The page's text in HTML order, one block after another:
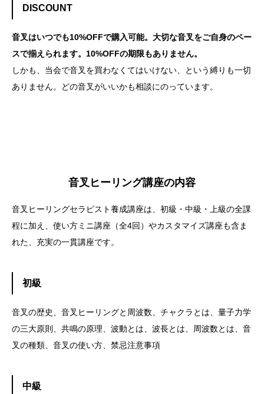
DISCOUNT
音叉はいつでも10%OFFで購入可能。大切な音叉をご自身のペー
スで揃えられます。10%OFFの期限もありません。
しかも、当会で音叉を買わなくてはいけない、という縛りも一切
ありません。どの音叉がいいかも相談にのっています。
音叉ヒーリング講座の内容
音叉ヒーリングセラピスト養成講座は、初級・中級・上級の全課
程に加え、使い方ミニ講座（全4回）やカスタマイズ講座も含ま
れた、充実の一貫講座です。
初級
音叉の歴史、音叉ヒーリングと周波数、チャクラとは、量子力学
の三大原則、共鳴の原理、波動とは、波長とは、周波数とは、音
叉の種類、音叉の使い方、禁忌注意事項
中級